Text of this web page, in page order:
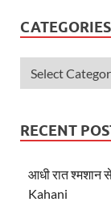
CATEGORIES
RECENT
आधी रात श्मशान
Kahani